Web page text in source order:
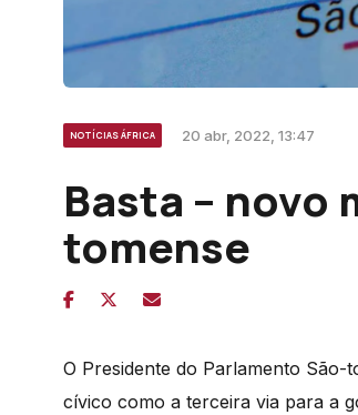
NOTÍCIAS ÁFRICA 20 abr, 2022, 13:47
Basta – novo
tomense
O Presidente do Parlamento
cívico como a terceira via para a